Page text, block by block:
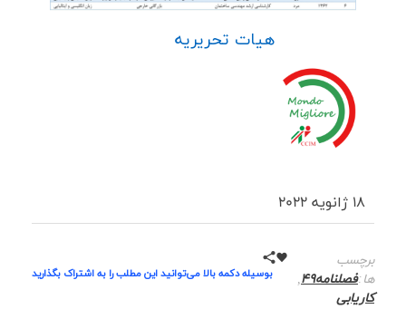
هیات تحریریه
18 ژانویه 2022
برچسب
ها:فصلنامه49
,
کاریابی
بوسیله دکمه بالا می‌توانید این مطلب را به اشتراک بگذارید